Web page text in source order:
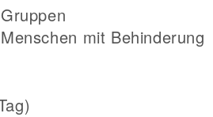
mit Behinderung